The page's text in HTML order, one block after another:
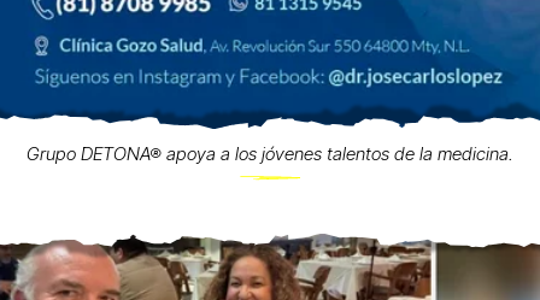
Grupo DETONA® apoya a los jóvenes talentos de la medicina.